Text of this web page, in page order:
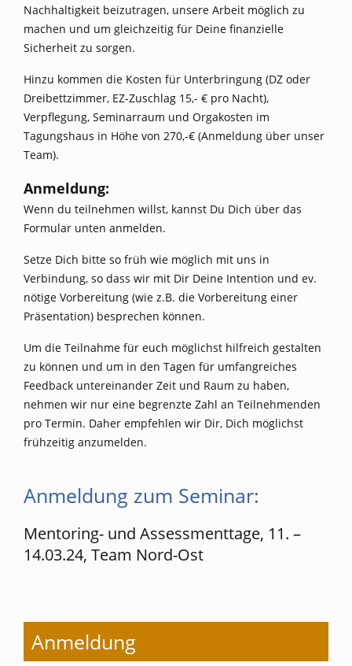
Nachhaltigkeit beizutragen, unsere Arbeit möglich zu
machen und um gleichzeitig für Deine finanzielle
Sicherheit zu sorgen.
Hinzu kommen die Kosten für Unterbringung (DZ oder
Dreibettzimmer, EZ-Zuschlag 15,- € pro Nacht),
Verpflegung, Seminarraum und Orgakosten im
Tagungshaus in Höhe von 270,-€ (Anmeldung über unser
Team).
Anmeldung:
Wenn du teilnehmen willst, kannst Du Dich über das
Formular unten anmelden.
Setze Dich bitte so früh wie möglich mit uns in
Verbindung, so dass wir mit Dir Deine Intention und ev.
nötige Vorbereitung (wie z.B. die Vorbereitung einer
Präsentation) besprechen können.
Um die Teilnahme für euch möglichst hilfreich gestalten
zu können und um in den Tagen für umfangreiches
Feedback untereinander Zeit und Raum zu haben,
nehmen wir nur eine begrenzte Zahl an Teilnehmenden
pro Termin. Daher empfehlen wir Dir, Dich möglichst
frühzeitig anzumelden.
Anmeldung zum Seminar:
Mentoring- und Assessmenttage, 11. –
14.03.24, Team Nord-Ost
Anmeldung